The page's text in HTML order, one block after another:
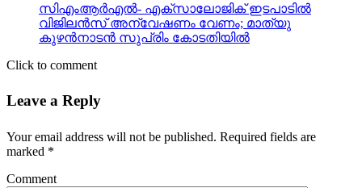
സിഎംആർഎൽ- എക്സാലോജിക് ഇടപാടിൽ
വിജിലന്‍സ് അന്വേഷണം വേണം; മാത്യു
കുഴന്‍നാടന്‍ സുപ്രിം കോടതിയില്‍
Click to comment
Leave a Reply
Your email address will not be published. Required fields are
marked *
Comment